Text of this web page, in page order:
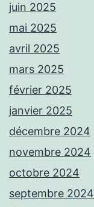
juin 2025
mai 2025
avril 2025
mars 2025
février 2025
janvier 2025
décembre 2024
novembre 2024
octobre 2024
septembre 2024